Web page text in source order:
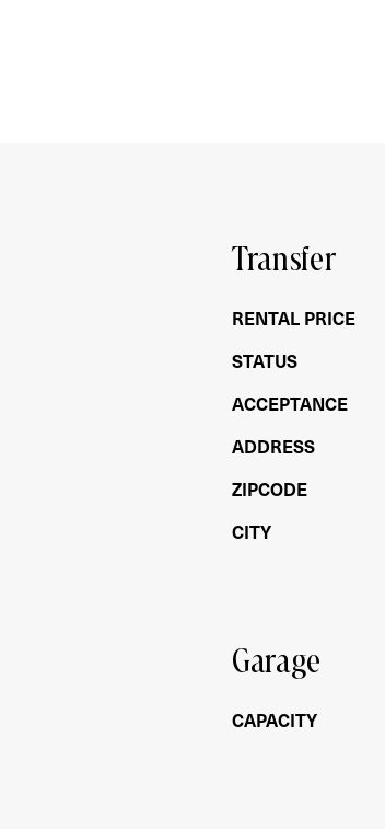
Transfer
RENTAL PRICE
STATUS
ACCEPTANCE
ADDRESS
ZIPCODE
CITY
Garage
CAPACITY